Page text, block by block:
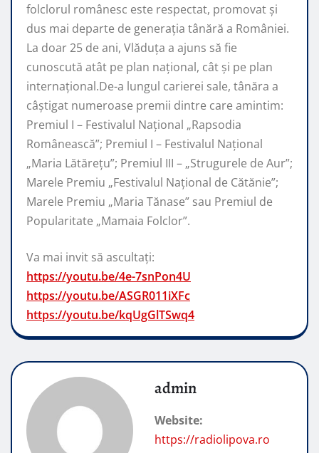
folclorul românesc este respectat, promovat şi
dus mai departe de generaţia tânără a României.
La doar 25 de ani, Vlăduța a ajuns să fie
cunoscută atât pe plan naţional, cât şi pe plan
internaţional.De-a lungul carierei sale, tânăra a
câştigat numeroase premii dintre care amintim:
Premiul I – Festivalul Național „Rapsodia
Românească”; Premiul I – Festivalul Național
„Maria Lătărețu”; Premiul III – „Strugurele de Aur”;
Marele Premiu „Festivalul Național de Cătănie”;
Marele Premiu „Maria Tănase” sau Premiul de
Popularitate „Mamaia Folclor”.
Va mai invit să ascultați:
https://youtu.be/4e-7snPon4U
https://youtu.be/ASGR011iXFc
https://youtu.be/kqUgGlTSwq4
admin
Website:
https://radiolipova.ro